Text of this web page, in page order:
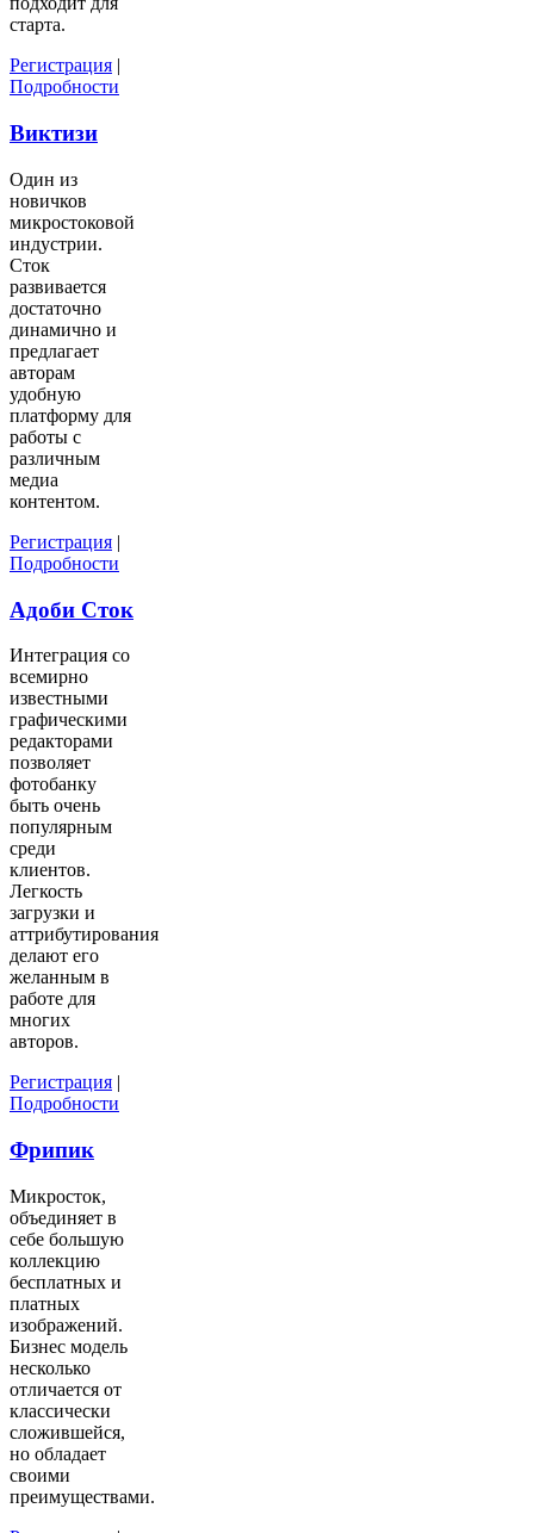
старта.
Регистрация |
Подробности
Виктизи
Один из
новичков
микростоковой
индустрии.
Сток
развивается
достаточно
динамично и
предлагает
авторам
удобную
платформу для
работы с
различным
медиа
контентом.
Регистрация |
Подробности
Адоби Сток
Интеграция со
всемирно
известными
графическими
редакторами
позволяет
фотобанку
быть очень
популярным
среди
клиентов.
Легкость
загрузки и
аттрибутирования
делают его
желанным в
работе для
многих
авторов.
Регистрация |
Подробности
Фрипик
Микросток,
объединяет в
себе большую
коллекцию
бесплатных и
платных
изображений.
Бизнес модель
несколько
отличается от
классически
сложившейся,
но обладает
своими
преимуществами.